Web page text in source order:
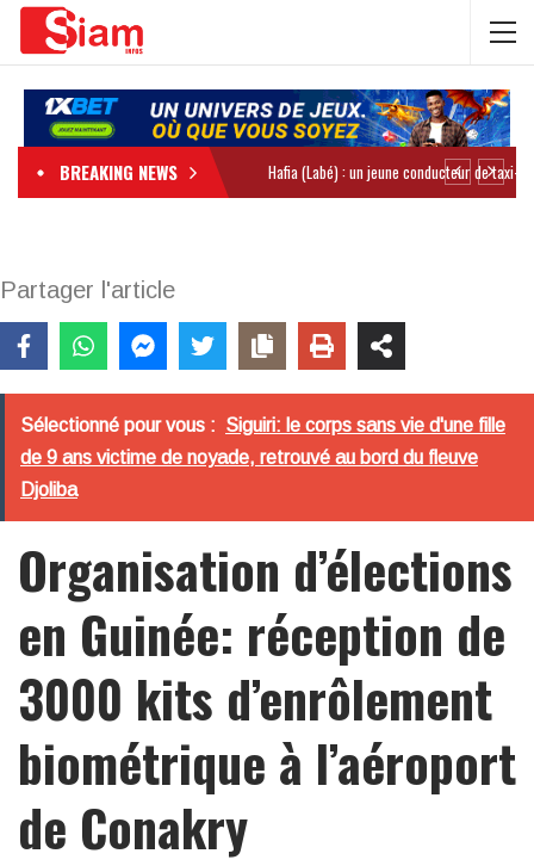
BREAKING NEWS
Partager l'article
Sélectionné pour vous : Siguiri: le corps sans vie d'une fille
de 9 ans victime de noyade, retrouvé au bord du fleuve
Djoliba
Organisation d’élections
en Guinée: réception de
3000 kits d’enrôlement
biométrique à l’aéroport
de Conakry